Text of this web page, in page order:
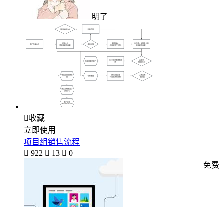
明了
收藏
立即使用
项目组销售流程
 922  13  0
免费